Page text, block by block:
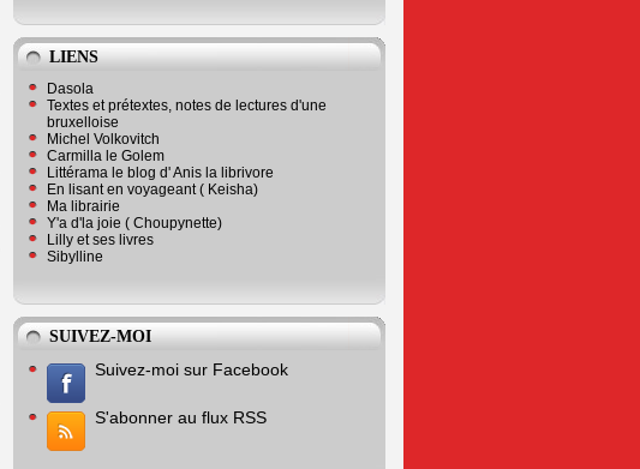
LIENS
Dasola
Textes et prétextes, notes de lectures d'une
bruxelloise
Michel Volkovitch
Carmilla le Golem
Littérama le blog d' Anis la librivore
En lisant en voyageant ( Keisha)
Ma librairie
Y'a d'la joie ( Choupynette)
Lilly et ses livres
Sibylline
SUIVEZ-MOI
Suivez-moi sur Facebook
S'abonner au flux RSS